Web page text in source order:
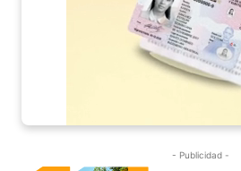
- Publicidad -